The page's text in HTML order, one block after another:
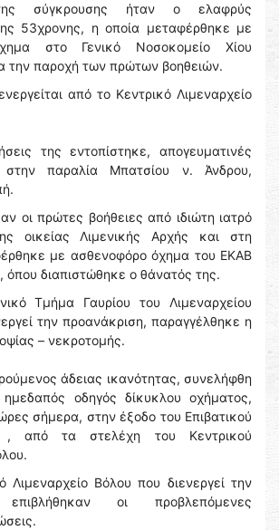
σύγκρουσης ήταν ο ελαφρύς
53χρονης, η οποία μεταφέρθηκε με
στο Γενικό Νοσοκομείο Χίου
την παροχή των πρώτων βοηθειών.
από το Κεντρικό Λιμεναρχείο
της εντοπίστηκε, απογευματινές
παραλία Μπατσίου ν. Άνδρου,
οι πρώτες βοήθειες από ιδιώτη ιατρό
οικείας Λιμενικής Αρχής και στη
με ασθενοφόρο όχημα του ΕΚΑΒ
όπου διαπιστώθηκε ο θάνατός της.
Τμήμα Γαυρίου του Λιμεναρχείου
την προανάκριση, παραγγέλθηκε η
– νεκροτομής.
άδειας ικανότητας, συνελήφθη
οδηγός δίκυκλου οχήματος,
σήμερα, στην έξοδο του Επιβατικού
, από τα στελέχη του Κεντρικού
Λιμεναρχείο Βόλου που διενεργεί την
επιβλήθηκαν οι προβλεπόμενες